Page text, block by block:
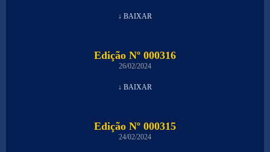
↓ BAIXAR
Edição Nº 000316
26/02/2024
↓ BAIXAR
Edição Nº 000315
24/02/2024